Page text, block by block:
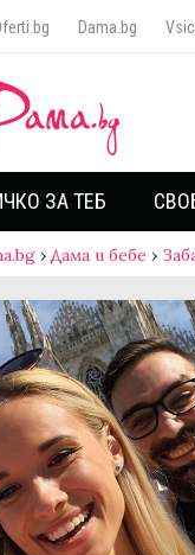
Dama.bg
ЗА ТЕБ
›Дама и бебе ›